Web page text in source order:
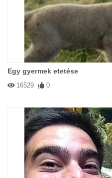
Egy gyermek etetése
16529 0